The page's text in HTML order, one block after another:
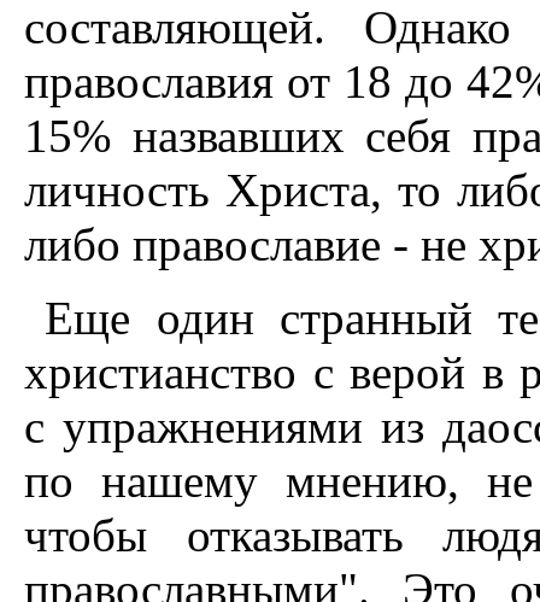
составляющей.
православия от 18 до
15% назвавших себя
личность Христа, то
либо православие - не
Еще один странный
христианство с верой
с упражнениями из
по нашему мнению, не
чтобы отказывать
православными". Это